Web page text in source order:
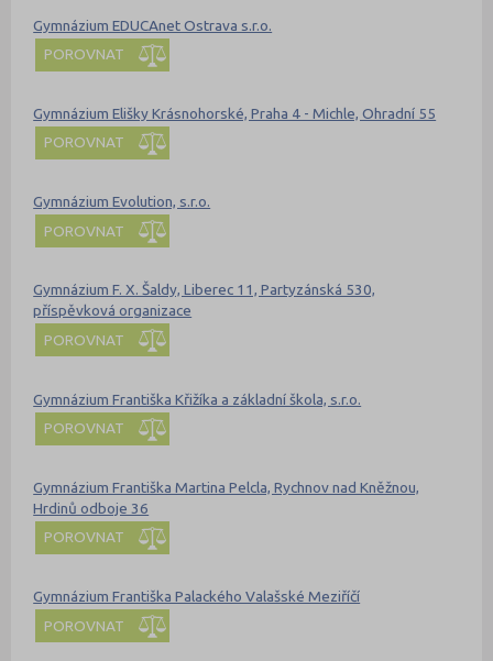
Gymnázium EDUCAnet Ostrava s.r.o.
POROVNAT
Gymnázium Elišky Krásnohorské, Praha 4 - Michle, Ohradní 55
POROVNAT
Gymnázium Evolution, s.r.o.
POROVNAT
Gymnázium F. X. Šaldy, Liberec 11, Partyzánská 530,
příspěvková organizace
POROVNAT
Gymnázium Františka Křižíka a základní škola, s.r.o.
POROVNAT
Gymnázium Františka Martina Pelcla, Rychnov nad Kněžnou,
Hrdinů odboje 36
POROVNAT
Gymnázium Františka Palackého Valašské Meziříčí
POROVNAT